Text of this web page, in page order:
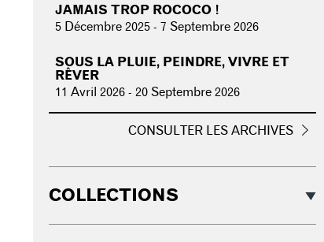
JAMAIS TROP ROCOCO !
5 Décembre 2025 - 7 Septembre 2026
SOUS LA PLUIE, PEINDRE, VIVRE ET
RÊVER
11 Avril 2026 - 20 Septembre 2026
CONSULTER LES ARCHIVES
COLLECTIONS